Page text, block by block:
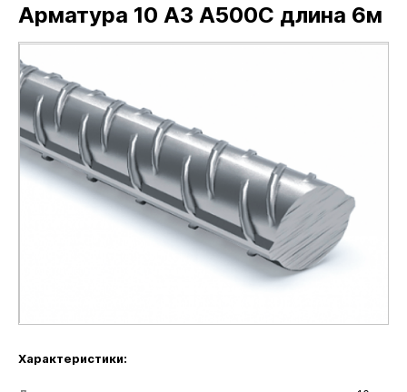
Арматура 10 А3 А500С длина 6м
Характеристики: